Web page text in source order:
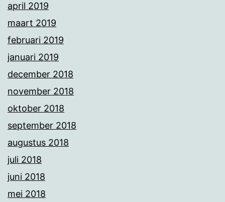
april 2019
maart 2019
februari 2019
januari 2019
december 2018
november 2018
oktober 2018
september 2018
augustus 2018
juli 2018
juni 2018
mei 2018